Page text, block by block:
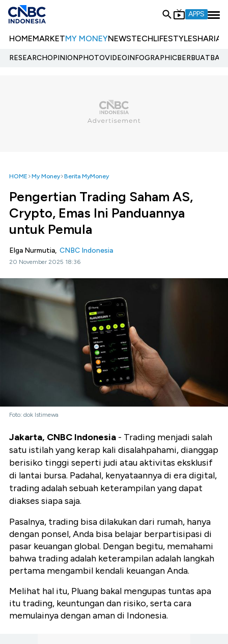
APPS
HOMEMARKETMY MONEYNEWSTECHLIFESTYLESHARIA
RESEARCHOPINIONPHOTOVIDEOINFOGRAPHIC
HOME My Money Berita MyMoney
Pengertian Trading Saham AS,
Crypto, Emas Ini Panduannya
untuk Pemula
Elga Nurmutia, CNBC Indonesia
20 November 2025 18:36
Foto: dok Istimewa
Jakarta, CNBC Indonesia - Trading menjadi salah
satu istilah yang kerap kali disalahpahami, dianggap
berisiko tinggi seperti judi atau aktivitas eksklusif
di lantai bursa. Padahal, kenyataannya di era digital,
trading adalah sebuah keterampilan yang dapat
diakses siapa saja.
Pasalnya, trading bisa dilakukan dari rumah, hanya
dengan ponsel, Anda bisa belajar berpartisipasi di
pasar keuangan global. Dengan begitu, memahami
bahwa trading adalah keterampilan adalah langkah
pertama mengambil kendali keuangan Anda.
Melihat hal itu, Pluang bakal mengupas tuntas apa
itu trading, keuntungan dan risiko, serta cara
memulainya dengan aman di Indonesia.